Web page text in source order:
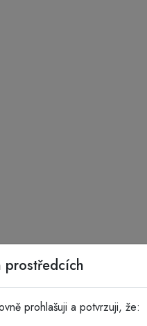
prostředcích
prohlašuji a potvrzuji, že: